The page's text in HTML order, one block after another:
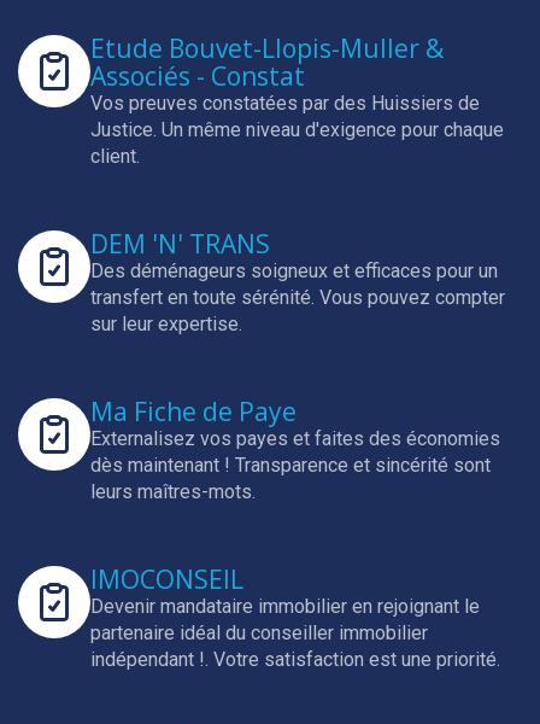
Etude Bouvet-Llopis-Muller &
Associés - Constat
Vos preuves constatées par des Huissiers de
Justice. Un même niveau d'exigence pour chaque
client.
DEM 'N' TRANS
Des déménageurs soigneux et efficaces pour un
transfert en toute sérénité. Vous pouvez compter
sur leur expertise.
Ma Fiche de Paye
Externalisez vos payes et faites des économies
dès maintenant ! Transparence et sincérité sont
leurs maîtres-mots.
IMOCONSEIL
Devenir mandataire immobilier en rejoignant le
partenaire idéal du conseiller immobilier
indépendant !. Votre satisfaction est une priorité.